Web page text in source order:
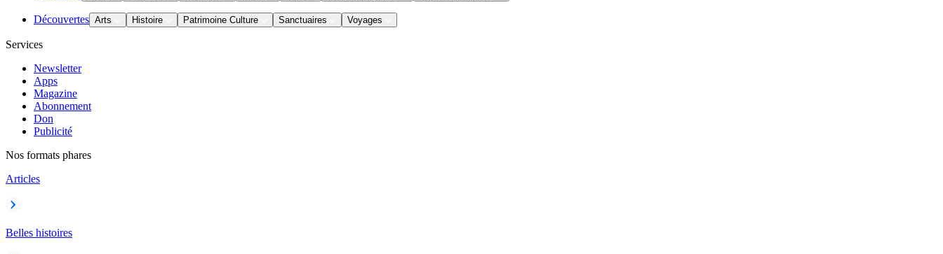
Découvertes Arts Histoire Patrimoine Culture Sanctuaires Voyages
Services
Newsletter
Apps
Magazine
Abonnement
Don
Publicité
Nos formats phares
Articles
Belles histoires